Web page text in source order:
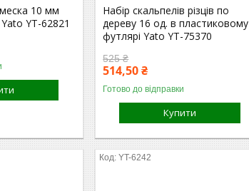
10 мм
YT-62821
Набір скальпелів різців по
дереву 16 од. в пластиковому
футлярі Yato YT-75370
525 ₴
514,50 ₴
Готово до відправки
Купити
YT-6242